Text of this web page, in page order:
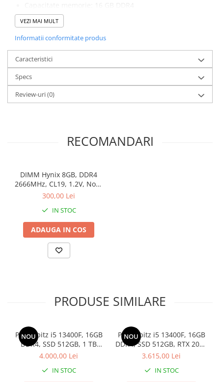
Cabinete metalice
Carcase server
Memorii RAM Server
Procesoare server
Sisteme server
Stabilizatoare de tensiune
Hard Disk-uri & SSD-uri externe
UPS-uri
Accesorii UPS-uri
Statii GRAFICE
Statii GRAFICE NOI
Statii GRAFICE Refurbished
Imprimante&Consumabile
Cartuse cerneala
Imprimante de format mare
Imprimante Foto
Imprimante Inkjet
Imprimante laser
Capacitate stocare: 512 GB SSD M.2
Placa video: RTX 2060, 6 GB, 192-bit, 1 x DVI, 2 x HDMI,
1 x DisplayPort, 1 x USB-C
VEZI MAI MULT
Informatii conformitate produs
Caracteristici
Specs
Review-uri(0)
RECOMANDARI
DIMM Hynix 8GB, DDR4
2666MHz, CL19, 1.2V, Non-
ECC, bulk
300,00 Lei
IN STOC
ADAUGA IN COS
PRODUSE SIMILARE
NOU
PC Probitz i5 13400F, 16GB
DDR4, SSD 512GB, 1 TB
HDD, RTX 2060 6GB
4.000,00 Lei
IN STOC
NOU
PC Probitz i5 13400F, 16GB
DDR4, SSD 512GB, RTX 2060
6Gb
3.615,00 Lei
IN STOC